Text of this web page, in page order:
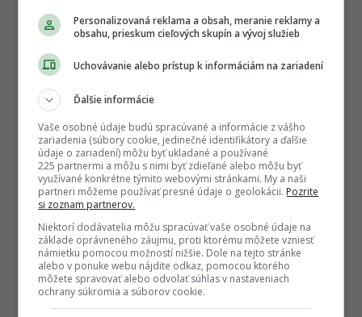
Personalizovaná reklama a obsah, meranie reklamy a
obsahu, prieskum cieľových skupín a vývoj služieb
Uchovávanie alebo prístup k informáciám na zariadení
Ďalšie informácie
Vaše osobné údaje budú spracúvané a informácie z vášho
zariadenia (súbory cookie, jedinečné identifikátory a ďalšie
údaje o zariadení) môžu byť ukladané a používané
225 partnermi a môžu s nimi byť zdieľané alebo môžu byť
využívané konkrétne týmito webovými stránkami. My a naši
partneri môžeme používať presné údaje o geolokácii. Pozrite
si zoznam partnerov.
Niektorí dodávatelia môžu spracúvať vaše osobné údaje na
základe oprávneného záujmu, proti ktorému môžete vzniesť
námietku pomocou možností nižšie. Dole na tejto stránke
alebo v ponuke webu nájdite odkaz, pomocou ktorého
môžete spravovať alebo odvolať súhlas v nastaveniach
ochrany súkromia a súborov cookie.